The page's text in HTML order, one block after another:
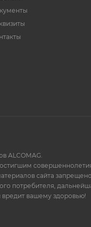
ALCOMAG.
сайта
потребителя,
вашему здоровью!